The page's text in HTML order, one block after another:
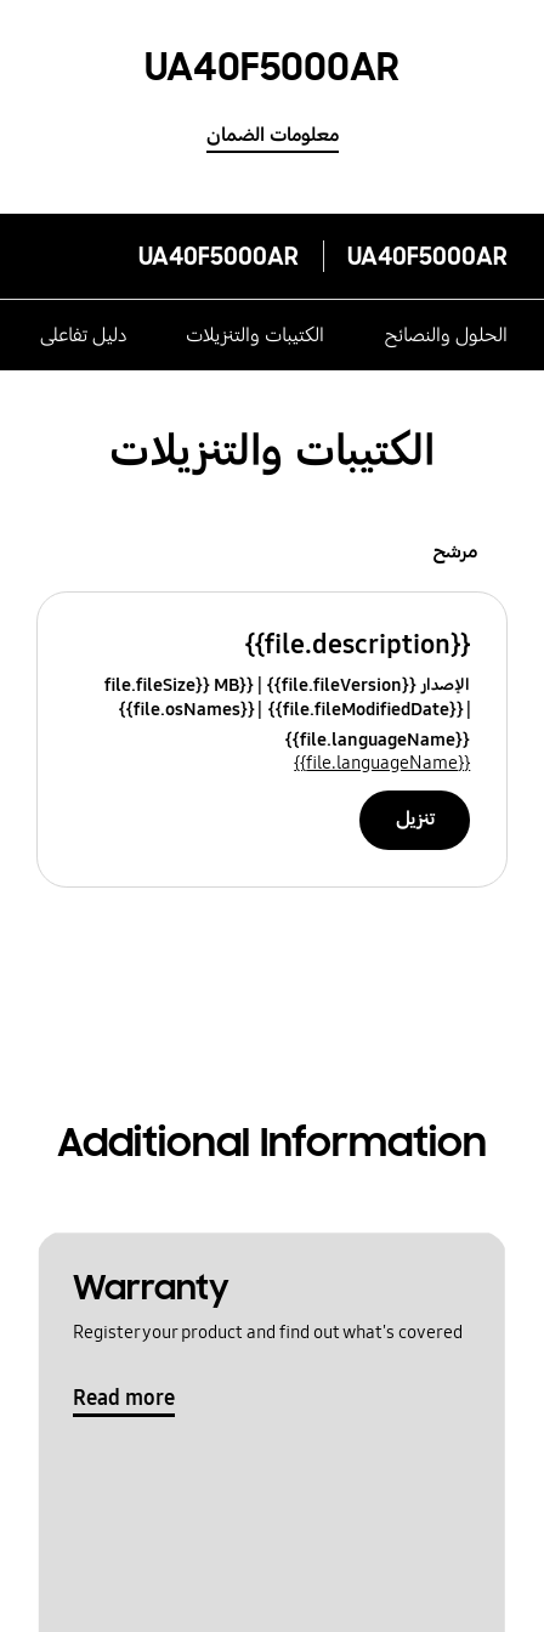
UA40F5000AR
معلومات الضمان
UA40F5000AR
UA40F5000AR
الحلول والنصائح الكتيبات والتنزيلات دليل تفاعلى
الكتيبات والتنزيلات
مرشح
{{file.description}}
الإصدار {{file.fileVersion}}
{{file.fileSize}} MB
{{file.fileModifiedDate}}
{{file.osNames}}
{{file.languageName}}
{{file.languageName}}
تنزيل
Additional Information
Warranty
Register your product and find out what's covered
Read more